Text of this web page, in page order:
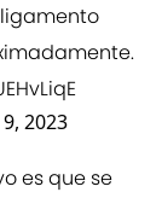
2023
es que se